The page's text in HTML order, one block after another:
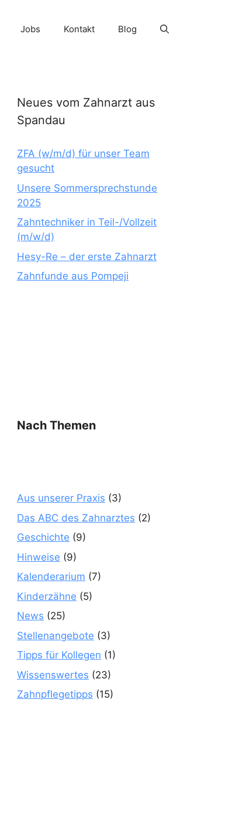
Jobs Kontakt Blog
Neues vom Zahnarzt aus
Spandau
ZFA (w/m/d) für unser Team
gesucht
Unsere Sommersprechstunde
2025
Zahntechniker in Teil-/Vollzeit
(m/w/d)
Hesy-Re – der erste Zahnarzt
Zahnfunde aus Pompeji
Nach Themen
Aus unserer Praxis (3)
Das ABC des Zahnarztes (2)
Geschichte (9)
Hinweise (9)
Kalenderarium (7)
Kinderzähne (5)
News (25)
Stellenangebote (3)
Tipps für Kollegen (1)
Wissenswertes (23)
Zahnpflegetipps (15)